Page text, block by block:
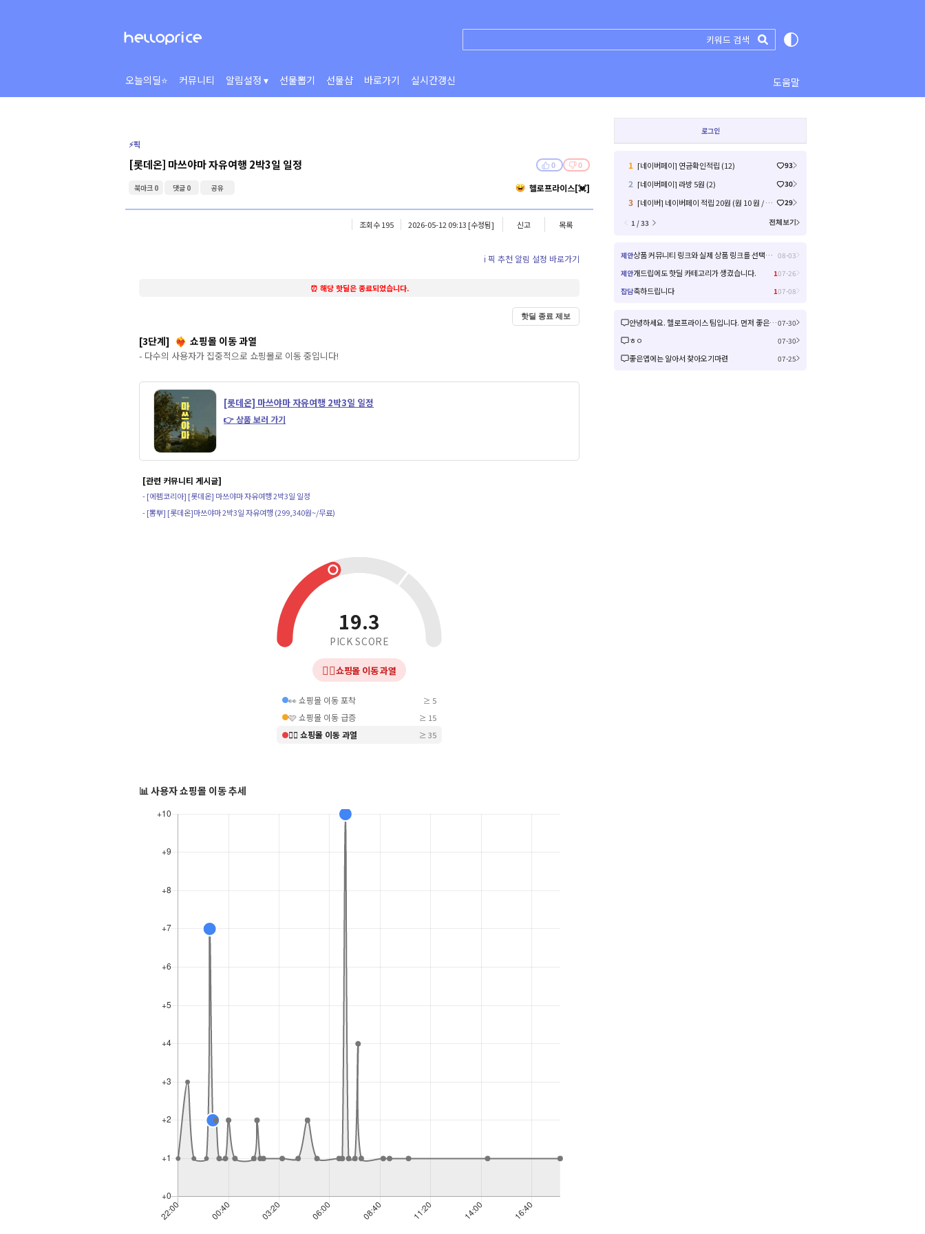
오늘의딜⭐ 커뮤니티 알림설정 ▾ 선물뽑기 선물샵 바로가기 실시간갱신 도움말
⚡️픽
[롯데온] 마쓰야마 자유여행 2박3일 일정 0 0
북마크 0 댓글 0 공유 헬로프라이스[💓]
조회수 195 2026-05-12 09:13 [수정됨] 신고 목록
ℹ️ 픽 추천 알림 설정 바로가기
⏰ 해당 핫딜은 종료되었습니다.
핫딜 종료 제보
[3단계] ❤️‍🔥 쇼핑몰 이동 과열
- 다수의 사용자가 집중적으로 쇼핑몰로 이동 중입니다!
[롯데온] 마쓰야마 자유여행 2박3일 일정
👉 상품 보러 가기
[관련 커뮤니티 게시글]
- [에펨코리아] [롯데온] 마쓰야마 자유여행 2박3일 일정
- [뽐뿌] [롯데온]마쓰야마 2박3일 자유여행 (299,340원~/무료)
19.3
PICK SCORE
❤️‍🔥쇼핑몰 이동 과열
👀 쇼핑몰 이동 포착 ≥ 5
🩷 쇼핑몰 이동 급증 ≥ 15
❤️‍🔥 쇼핑몰 이동 과열 ≥ 35
📊 사용자 쇼핑몰 이동 추세
로그인
1 [네이버페이] 연금확인적립 (12) 93
2 [네이버페이] 라방 5원 (2) 30
3 [네이버] 네이버페이 적립 20원 (원 10 원 / 배송비 0)
29
1 / 33
전체보기
제안 상품 커뮤니티 링크와 실제 상품 링크를 선택해서 들어갈 수 있으면 좋을거 같아요! 08-03
제안개드립에도 핫딜 카테고리가 생겼습니다. 107-26
잡담축하드립니다 107-08
안녕하세요. 헬로프라이스 팀입니다. 먼저 좋은 제안을 주셔서 감사합니다! 신규 커뮤니티 연동은 작업이 크게 예상되어 검토 후 진행여부, 진행 시 추가 일정을 공유드리겠습니다! 감사합니다.07-30
ㅎㅇ 07-30
좋은앱에는 알아서 찾아오기마련 07-25